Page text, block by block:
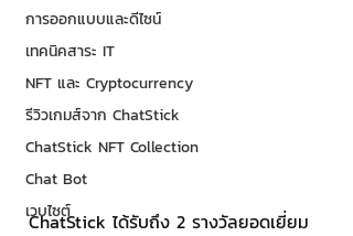
การออกแบบและดีไซน์
เทคนิคสาระ IT
NFT และ Cryptocurrency
รีวิวเกมส์จาก ChatStick
ChatStick NFT Collection
Chat Bot
เวบไซต์
ChatStick ได้รับถึง 2 รางวัลยอดเยี่ยม